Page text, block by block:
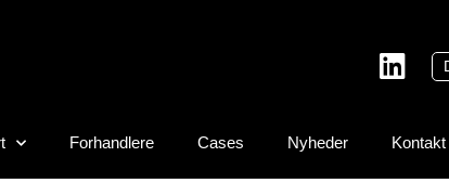
Forhandlere Cases Nyheder Kontakt